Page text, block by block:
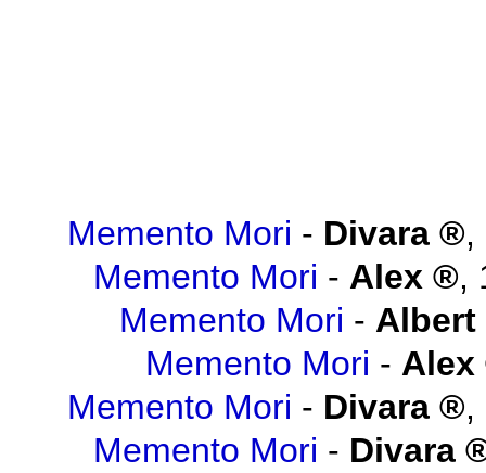
Memento Mori - Divara ,
Memento Mori - Alex ,
Memento Mori - Albert
Memento Mori - Alex
Memento Mori - Divara ,
Memento Mori - Divara